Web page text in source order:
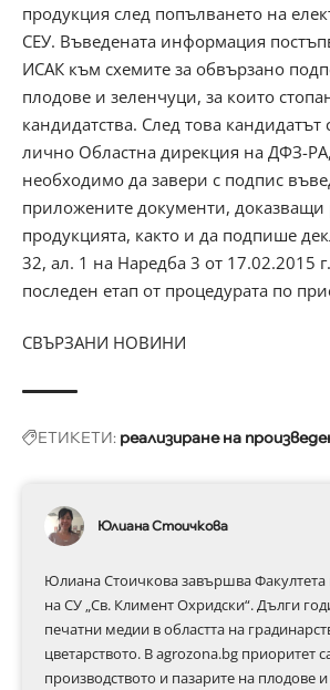
продукция след попълването на
СЕУ. Въведената информация
ИСАК към схемите за обвързано
плодове и зеленчуци, за които
кандидатства. След това кандидатът
лично Областна дирекция на ДФЗ-
необходимо да завери с подпис
приложените документи, доказващи
продукцията, както и да подпише
32, ал. 1 на Наредба 3 от 17.02.2015
последен етап от процедурата по
СВЪРЗАНИ НОВИНИ
ЕТИКЕТИ: реализиране на
Юлиана Стоичкова
Юлиана Стоичкова завършва Факултета
на СУ „Св. Климент Охридски“. Дълги
печатни медии в областта на
цветарството. В agrozona.bg приоритет
производството и пазарите на плодове